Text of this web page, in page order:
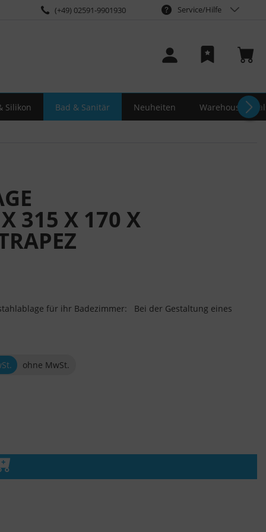
(+49) 02591-9901930 Service/Hilfe
Silikon Bad & Sanitär Neuheiten Warehouse-
315 X 170 X
für ihr Badezimmer: Bei der Gestaltung eines
ohne MwSt.
den Warenkorb